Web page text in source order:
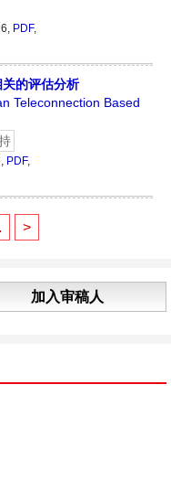
PDF,
的评估分析
Teleconnection Based
PDF,
>
加入审稿人